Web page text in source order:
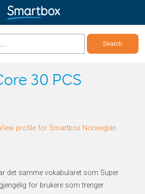
Online Grids
Sign up
30 PCS
profile for Smartbox Norwegian
det samme vokabularet som Super
for brukere som trenger